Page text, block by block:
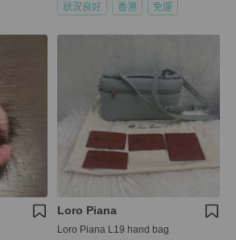
狀況良好 香港 免運
Loro Piana
Loro Piana L19 hand bag